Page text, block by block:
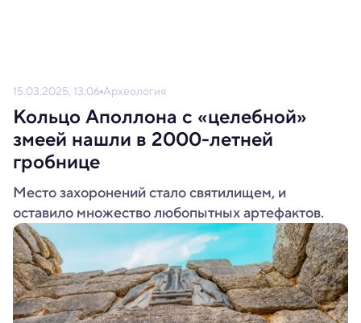
15.03.2025, 13:06 Археология
Кольцо Аполлона с «целебной»
змеей нашли в 2000-летней
гробнице
Место захоронений стало святилищем, и
оставило множество любопытных артефактов.